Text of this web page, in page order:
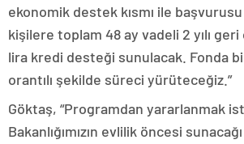
ekonomik destek kısmı ile
kişilere toplam 48 ay vadeli 2 yılı
lira kredi desteği sunulacak. Fonda
orantılı şekilde süreci yürüteceğiz.”
Göktaş, “Programdan yararlanmak
Bakanlığımızın evlilik öncesi